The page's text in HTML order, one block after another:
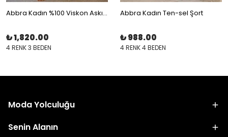
Abbra Kadın %100 Viskon Askılı Astarlı Yazlık Elbise
₺ 1,820.00
4 RENK 3 BEDEN
Abbra Kadın Ten-sel Şort
₺ 988.00
4 RENK 4 BEDEN
Moda Yolculuğu
Senin Alanın